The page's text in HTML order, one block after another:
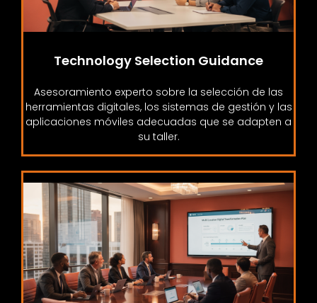
Technology Selection Guidance
Asesoramiento experto sobre la selección de las
herramientas digitales, los sistemas de gestión y las
aplicaciones móviles adecuadas que se adapten a
su taller.